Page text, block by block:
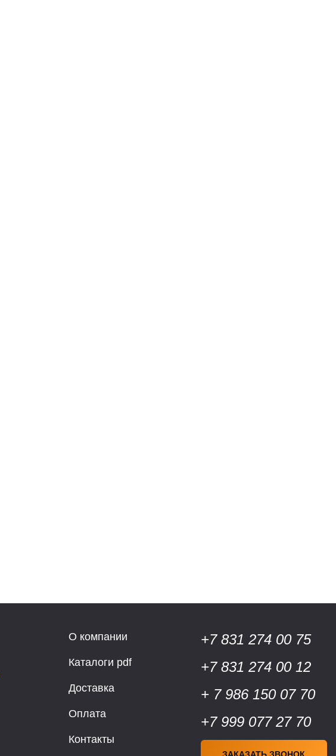
О компании
Каталоги pdf
Доставка
Оплата
Контакты
+7 831 274 00 75
+7 831 274 00 12
+ 7 986 150 07 70
+7 999 077 27 70